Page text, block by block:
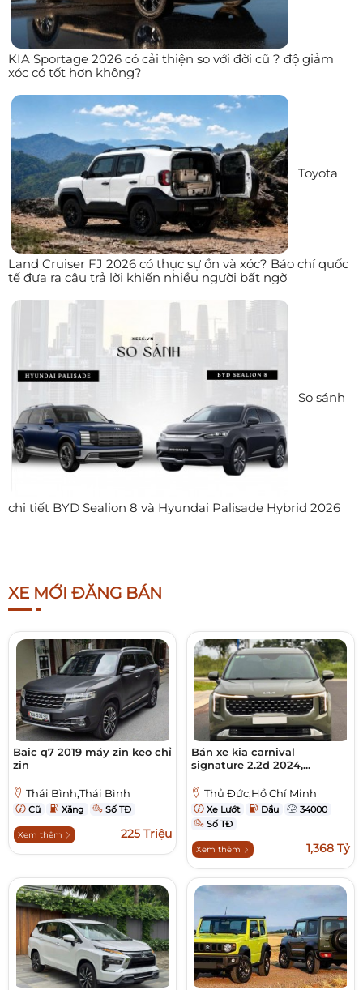
KIA Sportage 2026 có cải thiện so với đời cũ ? độ giảm
xóc có tốt hơn không?
Toyota
Land Cruiser FJ 2026 có thực sự ồn và xóc? Báo chí quốc
tế đưa ra câu trả lời khiến nhiều người bất ngờ
So sánh
chi tiết BYD Sealion 8 và Hyundai Palisade Hybrid 2026
XE MỚI ĐĂNG BÁN
Baic q7 2019 máy zin keo chỉ
zin
Thái Bình,Thái Bình
Cũ Xăng Số TĐ
Xem thêm 225 Triệu
Bán xe kia carnival
signature 2.2d 2024,...
Thủ Đức,Hồ Chí Minh
Xe Lướt Dầu
34000
Số TĐ
Xem thêm 1,368 Tỷ